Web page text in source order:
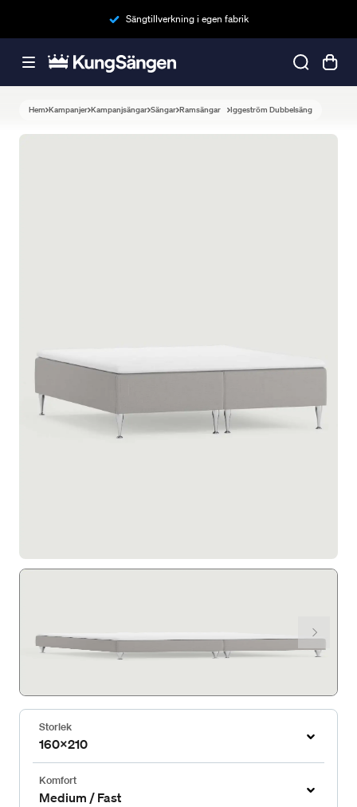
Sängtillverkning i egen fabrik
Hem Kampanjer Kampanjsängar Sängar Ramsängar Iggeström Dubbelsäng
Storlek
160x210
Komfort
Medium / Fast